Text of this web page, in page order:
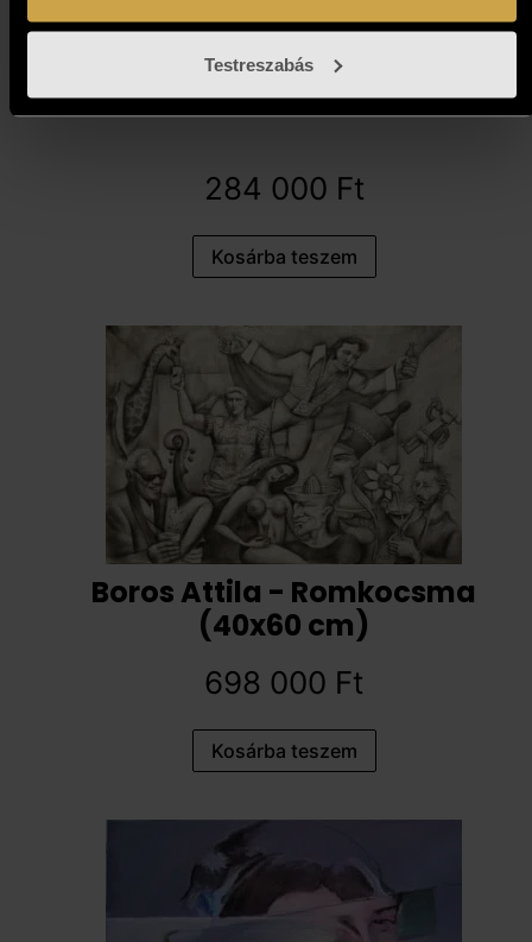
Testreszabás
Pósa Ede - Délidő (68x48 cm)
284 000 Ft
Kosárba teszem
Boros Attila - Romkocsma
(40x60 cm)
698 000 Ft
Kosárba teszem